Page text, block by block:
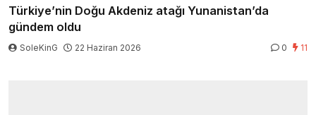
Türkiye’nin Doğu Akdeniz atağı Yunanistan’da
gündem oldu
SoleKinG 22 Haziran 2026 0 11